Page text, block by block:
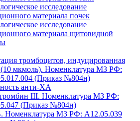
исследование
материала почек
исследование
материала щитовидной
тромбоцитов, индуцированная
мкмоль). Номенклатура МЗ РФ:
(Приказ №804н)
анти-ХА
III. Номенклатура МЗ РФ:
(Приказ №804н)
Номенклатура МЗ РФ: A12.05.039